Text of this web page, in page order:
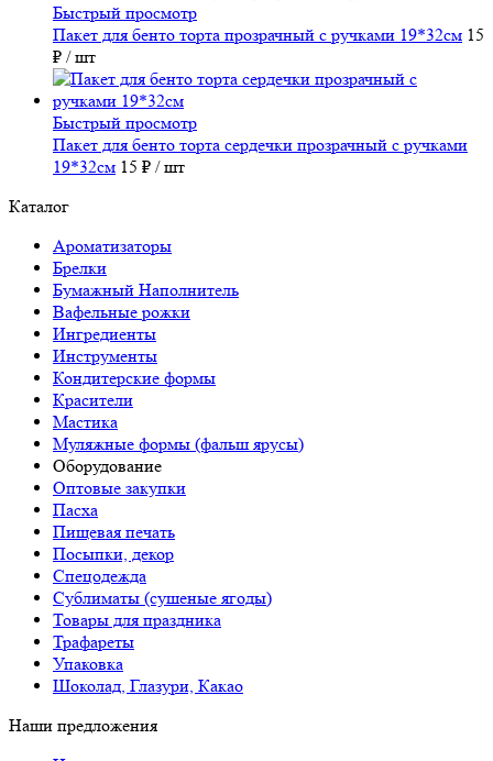
Быстрый просмотр
Пакет для бенто торта прозрачный с ручками 19*32см 15
₽ / шт
Быстрый просмотр
Пакет для бенто торта сердечки прозрачный с ручками
19*32см 15 ₽ / шт
Каталог
Ароматизаторы
Брелки
Бумажный Наполнитель
Вафельные рожки
Ингредиенты
Инструменты
Кондитерские формы
Красители
Мастика
Муляжные формы (фальш ярусы)
Оборудование
Оптовые закупки
Пасха
Пищевая печать
Посыпки, декор
Спецодежда
Сублиматы (сушеные ягоды)
Товары для праздника
Трафареты
Упаковка
Шоколад, Глазури, Какао
Наши предложения